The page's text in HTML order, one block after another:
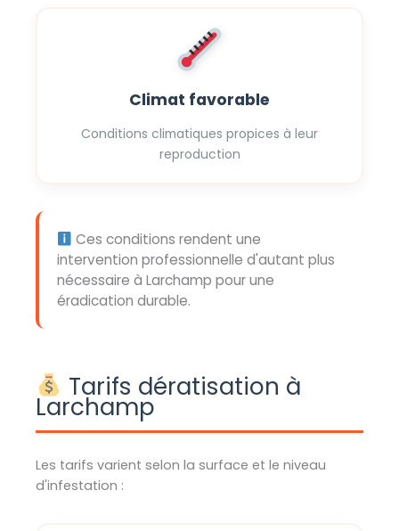
Climat favorable
Conditions climatiques propices à leur
reproduction
Ces conditions rendent une
intervention professionnelle d'autant plus
nécessaire à Larchamp pour une
éradication durable.
Tarifs dératisation à
Larchamp
Les tarifs varient selon la surface et le niveau
d'infestation :